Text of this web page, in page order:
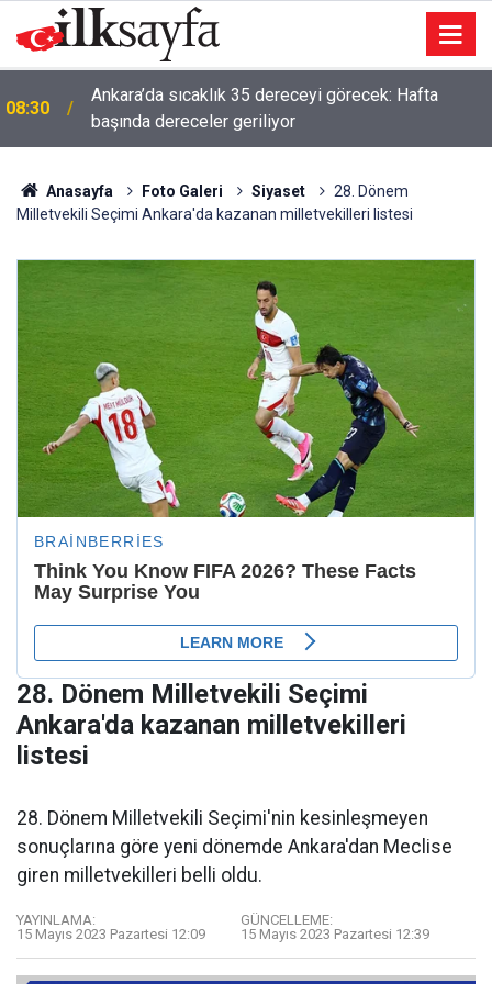
08:30
Ankara’da sıcaklık 35 dereceyi görecek: Hafta
başında dereceler geriliyor
Anasayfa Foto Galeri Siyaset
28. Dönem
Milletvekili Seçimi Ankara'da kazanan milletvekilleri listesi
28. Dönem Milletvekili Seçimi
Ankara'da kazanan milletvekilleri
listesi
28. Dönem Milletvekili Seçimi'nin kesinleşmeyen
sonuçlarına göre yeni dönemde Ankara'dan Meclise
giren milletvekilleri belli oldu.
YAYINLAMA:
15 Mayıs 2023 Pazartesi 12:09
GÜNCELLEME:
15 Mayıs 2023 Pazartesi 12:39